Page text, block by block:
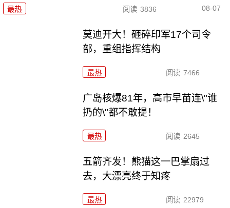
最热 阅读 3836 08-07
莫迪开大！砸碎印军17个司令
部，重组指挥结构
最热 阅读 7466
广岛核爆81年，高市早苗连\"谁
扔的\"都不敢提！
最热 阅读 2645
五箭齐发！熊猫这一巴掌扇过
去，大漂亮终于知疼
最热 阅读 22979